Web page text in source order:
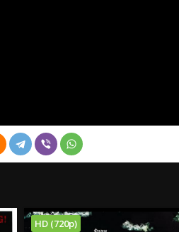
HD (720p)